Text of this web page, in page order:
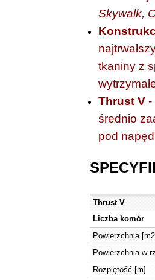
Skywalk,
tkaniny z
Thrust V -
średnio
pod
Thrust V
Liczba komór
Powierzchnia
Powierzchnia w
Rozpiętość [m]